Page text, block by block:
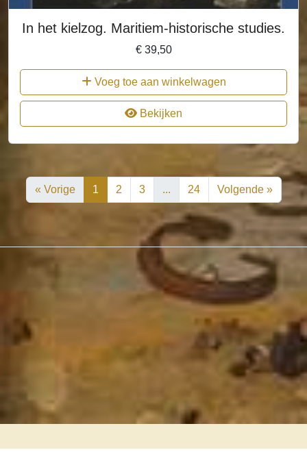
In het kielzog. Maritiem-historische studies.
€39,50
Voeg toe aan winkelwagen
Bekijken
« Vorige 1 2 3 ... 24 Volgende »